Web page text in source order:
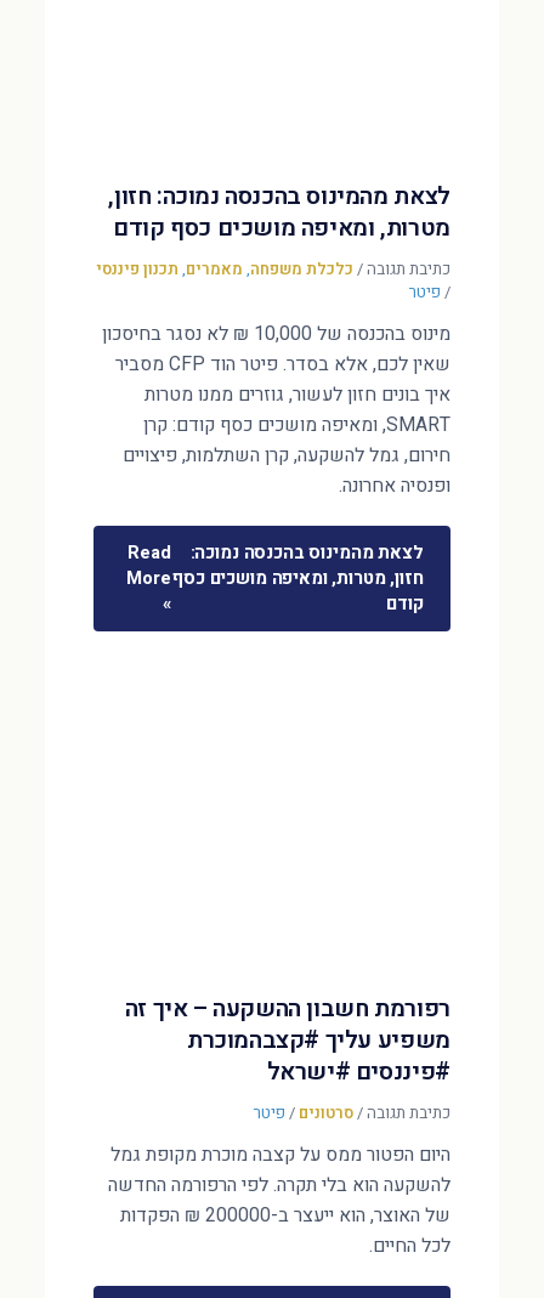
לצאת מהמינוס בהכנסה נמוכה: חזון,
מטרות, ומאיפה מושכים כסף קודם
כתיבת תגובה/ כלכלת משפחה, מאמרים, תכנון פיננסי
/ פיטר
מינוס בהכנסה של 10,000 ₪ לא נסגר בחיסכון
שאין לכם, אלא בסדר. פיטר הוד CFP מסביר
איך בונים חזון לעשור, גוזרים ממנו מטרות
SMART, ומאיפה מושכים כסף קודם: קרן
חירום, גמל להשקעה, קרן השתלמות, פיצויים
ופנסיה אחרונה.
לצאת מהמינוס בהכנסה נמוכה:
חזון, מטרות, ומאיפה מושכים כסף
קודם
Read
More
»
רפורמת חשבון ההשקעה – איך זה
משפיע עליך #קצבהמוכרת
#פיננסים #ישראל
כתיבת תגובה/סרטונים / פיטר
היום הפטור ממס על קצבה מוכרת מקופת גמל
להשקעה הוא בלי תקרה. לפי הרפורמה החדשה
של האוצר, הוא ייעצר ב-200000 ₪ הפקדות
לכל החיים.